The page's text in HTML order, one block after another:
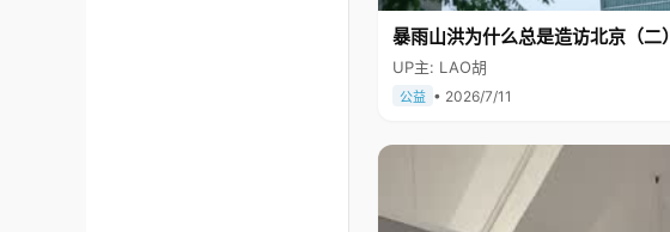
暴雨山洪为什么总是造访北京（二）
UP主: LAO胡
公益 • 2026/7/11